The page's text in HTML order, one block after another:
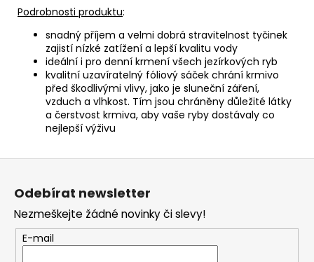
Podrobnosti produktu:
snadný příjem a velmi dobrá stravitelnost tyčinek
zajistí nízké zatížení a lepší kvalitu vody
ideální i pro denní krmení všech jezírkových ryb
kvalitní uzavíratelný fóliový sáček chrání krmivo
před škodlivými vlivy, jako je sluneční záření,
vzduch a vlhkost. Tím jsou chráněny důležité látky
a čerstvost krmiva, aby vaše ryby dostávaly co
nejlepší výživu
Z
Odebírat newsletter
Nezmeškejte žádné novinky či slevy!
E-mail